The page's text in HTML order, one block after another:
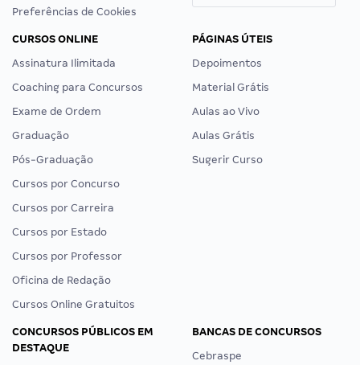
Preferências de Cookies
CURSOS ONLINE
Assinatura Ilimitada
Coaching para Concursos
Exame de Ordem
Graduação
Pós-Graduação
Cursos por Concurso
Cursos por Carreira
Cursos por Estado
Cursos por Professor
Oficina de Redação
Cursos Online Gratuitos
PÁGINAS ÚTEIS
Depoimentos
Material Grátis
Aulas ao Vivo
Aulas Grátis
Sugerir Curso
CONCURSOS PÚBLICOS EM
DESTAQUE
BANCAS DE CONCURSOS
Cebraspe